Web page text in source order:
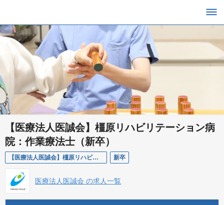
【医療法人医誠会】橿原リハビリテーション病
院：作業療法士（新卒）
【医療法人医誠会】橿原リハビリテーション病院：作業療法士（新卒） 新卒
医療法人医誠会 の求人一覧